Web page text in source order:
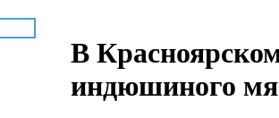
В
индюшиного